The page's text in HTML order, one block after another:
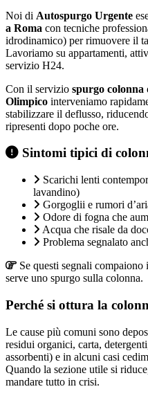
Noi di Autospurgo Urgente
a Roma con tecniche
idrodinamico) per rimuovere il
Lavoriamo su appartamenti,
servizio H24.
Con il servizio spurgo colonna
Olimpico interveniamo
stabilizzare il deflusso,
ripresenti dopo poche ore.
Sintomi tipici di
Scarichi lenti
lavandino)
Gorgoglii e rumori
Odore di fogna che
Acqua che risale da
Problema segnalato
Se questi segnali
serve uno spurgo sulla colonna.
Perché si ottura la
Le cause più comuni sono
residui organici, carta,
assorbenti) e in alcuni casi
Quando la sezione utile si
mandare tutto in crisi.